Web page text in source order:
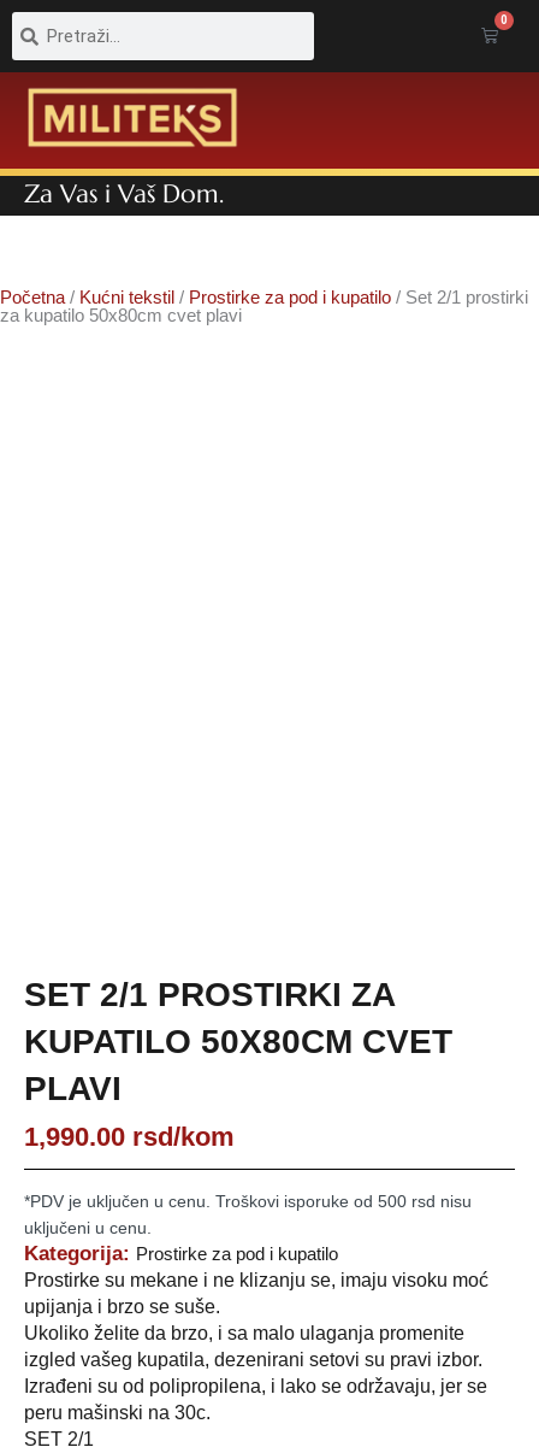
Pretraga 0
Cart
Za Vas i Vaš Dom.
Početna / Kućni tekstil / Prostirke za pod i kupatilo / Set 2/1 prostirki
za kupatilo 50x80cm cvet plavi
SET 2/1 PROSTIRKI ZA
KUPATILO 50X80CM CVET
PLAVI
1,990.00 rsd/kom
*PDV je uključen u cenu. Troškovi isporuke od 500 rsd nisu
uključeni u cenu.
Kategorija: Prostirke za pod i kupatilo
Prostirke su mekane i ne klizanju se, imaju visoku moć
upijanja i brzo se suše.
Ukoliko želite da brzo, i sa malo ulaganja promenite
izgled vašeg kupatila, dezenirani setovi su pravi izbor.
Izrađeni su od polipropilena, i lako se održavaju, jer se
peru mašinski na 30c.
SET 2/1